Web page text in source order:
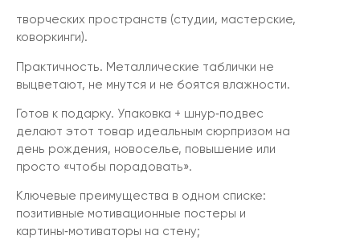
творческих пространств (студии, мастерские,
коворкинги).
Практичность. Металлические таблички не
выцветают, не мнутся и не боятся влажности.
Готов к подарку. Упаковка + шнур‑подвес
делают этот товар идеальным сюрпризом на
день рождения, новоселье, повышение или
просто «чтобы порадовать».
Ключевые преимущества в одном списке:
позитивные мотивационные постеры и
картины‑мотиваторы на стену;